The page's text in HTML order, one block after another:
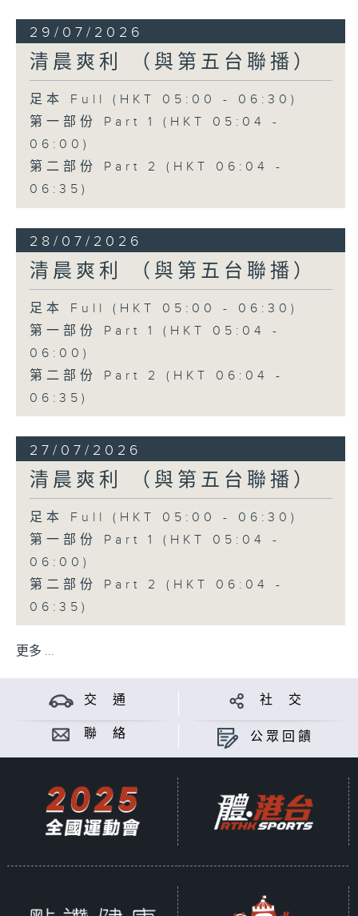
29/07/2026
清晨爽利 （與第五台聯播）
足本 Full (HKT 05:00 - 06:30)
第一部份 Part 1 (HKT 05:04 -
06:00)
第二部份 Part 2 (HKT 06:04 -
06:35)
28/07/2026
清晨爽利 （與第五台聯播）
足本 Full (HKT 05:00 - 06:30)
第一部份 Part 1 (HKT 05:04 -
06:00)
第二部份 Part 2 (HKT 06:04 -
06:35)
27/07/2026
清晨爽利 （與第五台聯播）
足本 Full (HKT 05:00 - 06:30)
第一部份 Part 1 (HKT 05:04 -
06:00)
第二部份 Part 2 (HKT 06:04 -
06:35)
更多 ...
交 通 社 交
聯 絡 公眾回饋